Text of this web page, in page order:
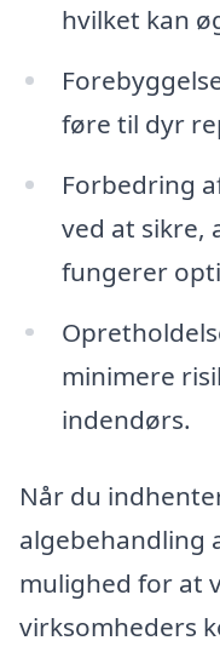
hvilket kan
føre til dyr
Forbedring
ved at sikre,
fungerer
minimere
indendørs.
Når du
algebehandling
mulighed for at
virksomheders